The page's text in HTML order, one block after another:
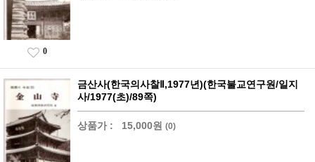
0
금산사(한국의사찰Ⅱ,1977년)(한국불교연구원/일지
사/1977(초)/89쪽)
상품가 : 15,000원 (0)